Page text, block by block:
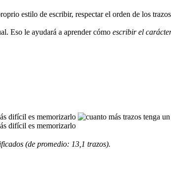
estilo de escribir, respectar el orden de los
Eso le ayudará a aprender cómo escribir el
(de promedio: 13,1 trazos).